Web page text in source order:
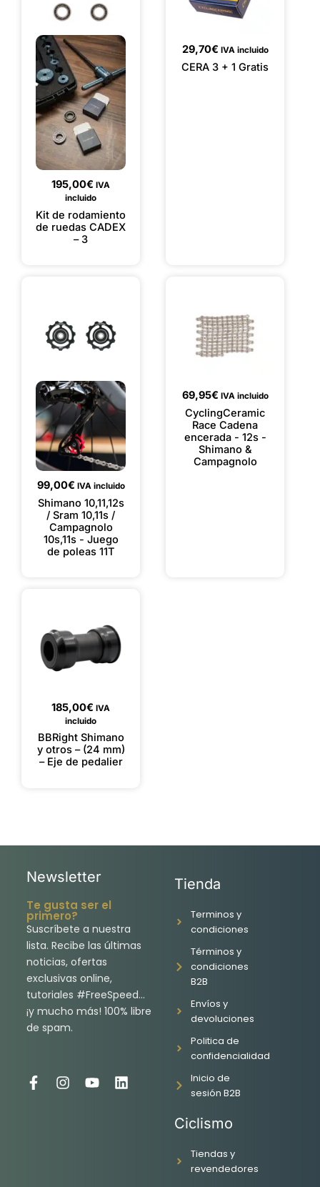
195,00€ IVA
incluido
Kit de rodamiento
de ruedas CADEX
– 3
29,70€ IVA incluido
CERA 3 + 1 Gratis
99,00€ IVA incluido
Shimano 10,11,12s
/ Sram 10,11s /
Campagnolo
10s,11s - Juego
de poleas 11T
69,95€ IVA incluido
CyclingCeramic
Race Cadena
encerada - 12s -
Shimano &
Campagnolo
185,00€ IVA
incluido
BBRight Shimano
y otros – (24 mm)
– Eje de pedalier
Newsletter
Te gusta ser el
primero?
Suscríbete a nuestra
lista. Recibe las últimas
noticias, ofertas
exclusivas online,
tutoriales #FreeSpeed…
¡y mucho más! 100% libre
de spam.
F
I
Y
L
Tienda
Terminos y
condiciones
Términos y
condiciones
B2B
Envíos y
devoluciones
Politica de
confidencialidad
Inicio de
sesión B2B
Ciclismo
Tiendas y
revendedores